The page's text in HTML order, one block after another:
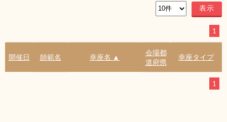
1
開催日 師範名 幸座名 ▲
会場都
道府県
幸座タイプ
1